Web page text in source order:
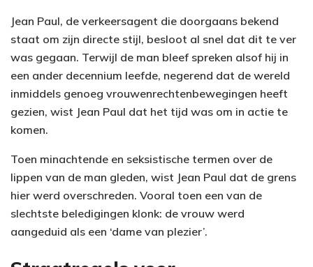
Jean Paul, de verkeersagent die doorgaans bekend
staat om zijn directe stijl, besloot al snel dat dit te ver
was gegaan. Terwijl de man bleef spreken alsof hij in
een ander decennium leefde, negerend dat de wereld
inmiddels genoeg vrouwenrechtenbewegingen heeft
gezien, wist Jean Paul dat het tijd was om in actie te
komen.
Toen minachtende en seksistische termen over de
lippen van de man gleden, wist Jean Paul dat de grens
hier werd overschreden. Vooral toen een van de
slechtste beledigingen klonk: de vrouw werd
aangeduid als een ‘dame van plezier’.